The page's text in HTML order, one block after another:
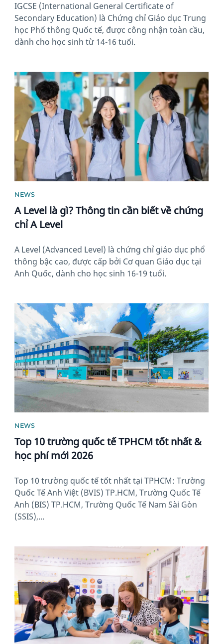
IGCSE (International General Certificate of
Secondary Education) là Chứng chỉ Giáo dục Trung
học Phổ thông Quốc tế, được công nhận toàn cầu,
dành cho học sinh từ 14-16 tuổi.
News image
NEWS
A Level là gì? Thông tin cần biết về chứng
chỉ A Level
A Level (Advanced Level) là chứng chỉ giáo dục phổ
thông bậc cao, được cấp bởi Cơ quan Giáo dục tại
Anh Quốc, dành cho học sinh 16-19 tuổi.
News image
NEWS
Top 10 trường quốc tế TPHCM tốt nhất &
học phí mới 2026
Top 10 trường quốc tế tốt nhất tại TPHCM: Trường
Quốc Tế Anh Việt (BVIS) TP.HCM, Trường Quốc Tế
Anh (BIS) TP.HCM, Trường Quốc Tế Nam Sài Gòn
(SSIS),...